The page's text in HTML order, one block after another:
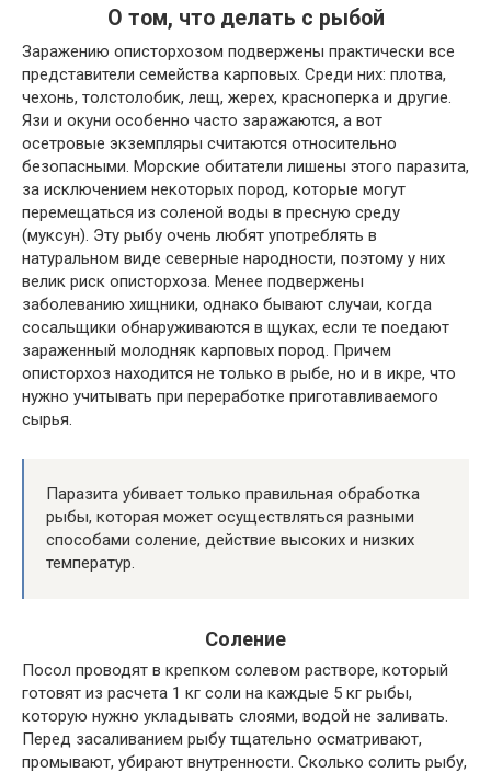
О том, что делать с рыбой
Заражению описторхозом подвержены практически все
представители семейства карповых. Среди них: плотва,
чехонь, толстолобик, лещ, жерех, красноперка и другие.
Язи и окуни особенно часто заражаются, а вот
осетровые экземпляры считаются относительно
безопасными. Морские обитатели лишены этого паразита,
за исключением некоторых пород, которые могут
перемещаться из соленой воды в пресную среду
(муксун). Эту рыбу очень любят употреблять в
натуральном виде северные народности, поэтому у них
велик риск описторхоза. Менее подвержены
заболеванию хищники, однако бывают случаи, когда
сосальщики обнаруживаются в щуках, если те поедают
зараженный молодняк карповых пород. Причем
описторхоз находится не только в рыбе, но и в икре, что
нужно учитывать при переработке приготавливаемого
сырья.
Паразита убивает только правильная обработка
рыбы, которая может осуществляться разными
способами соление, действие высоких и низких
температур.
Соление
Посол проводят в крепком солевом растворе, который
готовят из расчета 1 кг соли на каждые 5 кг рыбы,
которую нужно укладывать слоями, водой не заливать.
Перед засаливанием рыбу тщательно осматривают,
промывают, убирают внутренности. Сколько солить рыбу,